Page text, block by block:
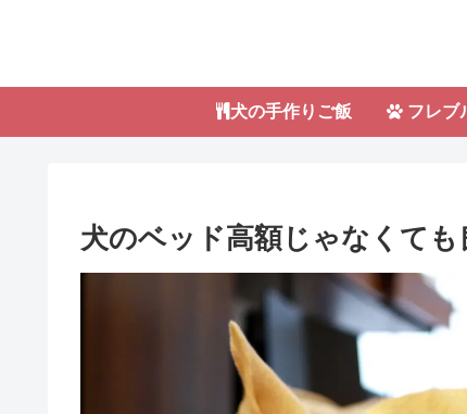
犬の手作りご飯 フレブ
犬のベッド高額じゃなくて